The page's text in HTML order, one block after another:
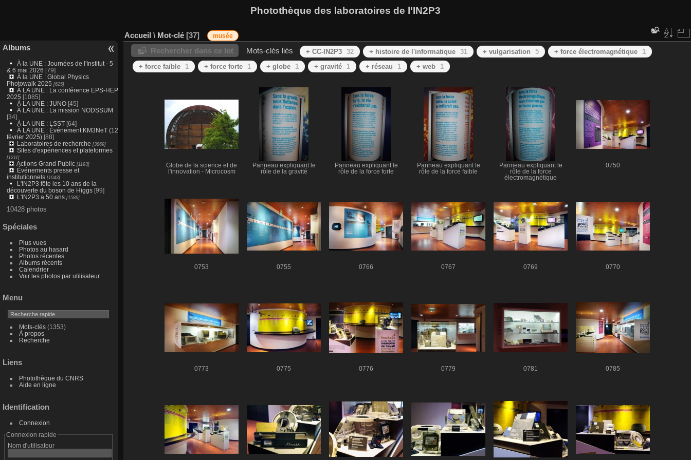
Photothèque des laboratoires de l'IN2P3
Albums
À la UNE : Journées de l'Institut - 5
& 6 mai 2026 [79]
À la UNE : Global Physics
Photowalk 2025 [625]
À LA UNE : La conférence EPS-HEP
2025 [1085]
À LA UNE : JUNO [45]
À LA UNE : La mission NODSSUM
[34]
À LA UNE : LSST[64]
À LA UNE : Événement KM3NeT (12
février 2025)[88]
Laboratoires de recherche [3869]
Sites d'expériences et plateformes
[1211]
Actions Grand Public[1193]
Événements presse et
institutionnels[1043]
L'IN2P3 fête les 10 ans de la
découverte du boson de Higgs[99]
L'IN2P3 a 50 ans[1586]
10428 photos
Spéciales
Plus vues
Photos au hasard
Photos récentes
Albums récents
Calendrier
Voir les photos par utilisateur
Menu
Mots-clés(1353)
À propos
Recherche
Liens
Photothèque du CNRS
Aide en ligne
Identification
Connexion
Connexion rapide
Nom d'utilisateur
Accueil \ Mot-clé 37 musée
Rechercher dans ce lot Mots-clés liés + CC-IN2P3 32 + histoire de l'informatique 31 + vulgarisation 5 + force électromagnétique
1
+ force faible
1 + force forte 1 + globe 1 + gravité 1 + réseau 1 + web 1
Globe de la science et de
l'innovation - Microcosm
Panneau expliquant le
rôle de la gravité
Panneau expliquant le
rôle de la force forte
Panneau expliquant le
rôle de la force faible
Panneau expliquant le
rôle de la force
électromagnétique
0750
0753 0755 0766 0767 0769 0770
0773 0775 0776 0779 0781 0785